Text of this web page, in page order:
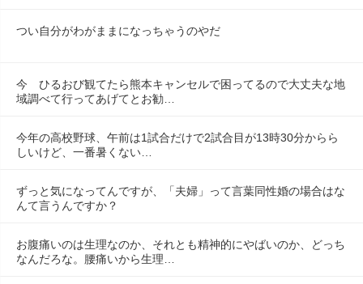
つい自分がわがままになっちゃうのやだ
今　ひるおび観てたら熊本キャンセルで困ってるので大丈夫な地
域調べて行ってあげてとお勧…
今年の高校野球、午前は1試合だけで2試合目が13時30分からら
しいけど、一番暑くない…
ずっと気になってんですが、「夫婦」って言葉同性婚の場合はな
んて言うんですか？
お腹痛いのは生理なのか、それとも精神的にやばいのか、どっち
なんだろな。腰痛いから生理…